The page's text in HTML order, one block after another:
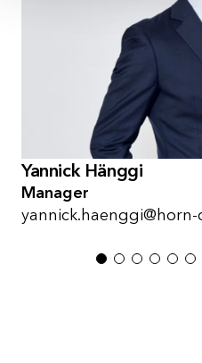
Yannick Hänggi
Manager
1 2 3 4 5 6